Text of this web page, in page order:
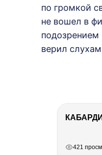
по громкой
не вошел в
подозрением
верил
421